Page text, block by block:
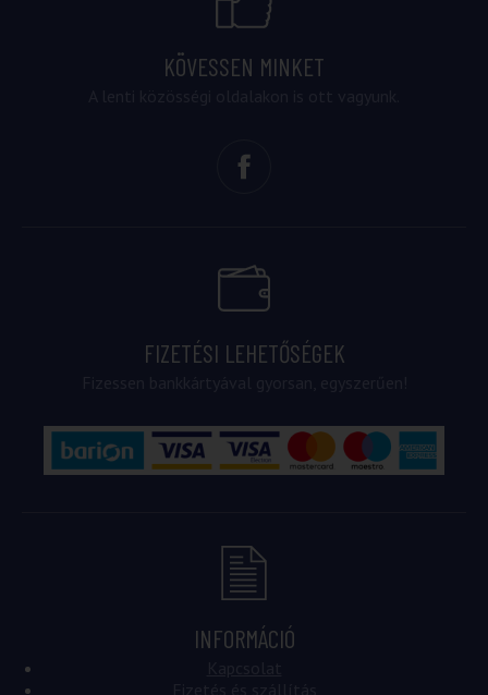
KÖVESSEN MINKET
FIZETÉSI LEHETŐSÉGEK
INFORMÁCIÓ